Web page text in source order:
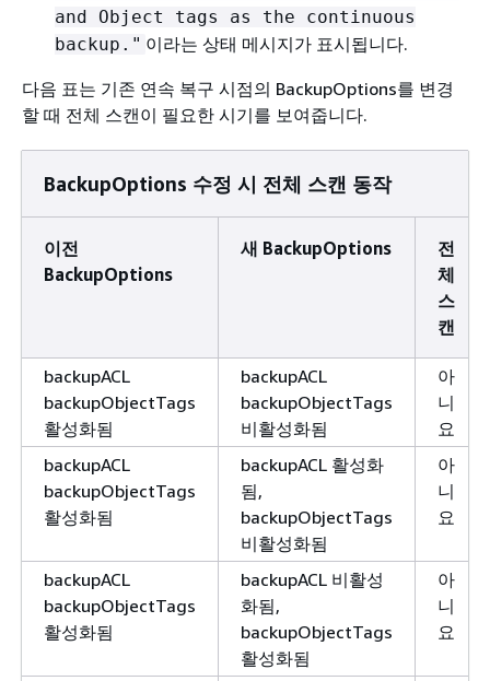
and Object tags as the continuous
backup." 이라는 상태 메시지가 표시됩니다.
다음 표는 기존 연속 복구 시점의 BackupOptions를 변경
할 때 전체 스캔이 필요한 시기를 보여줍니다.
BackupOptions 수정 시 전체 스캔 동작
이전
BackupOptions
새 BackupOptions
전
체
스
캔
backupACL
backupObjectTags
활성화됨
backupACL
backupObjectTags
비활성화됨
아
니
요
backupACL
backupObjectTags
활성화됨
backupACL 활성화
됨,
backupObjectTags
비활성화됨
아
니
요
backupACL
backupObjectTags
활성화됨
backupACL 비활성
화됨,
backupObjectTags
활성화됨
아
니
요